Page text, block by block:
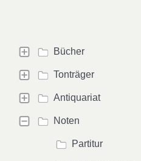
Bücher
Tonträger
Antiquariat
Noten
Partitur